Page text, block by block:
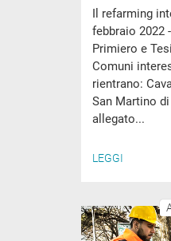
Il refarming
febbraio 2022
Primiero e
Comuni
rientrano:
San Martino
allegato...
LEGGI